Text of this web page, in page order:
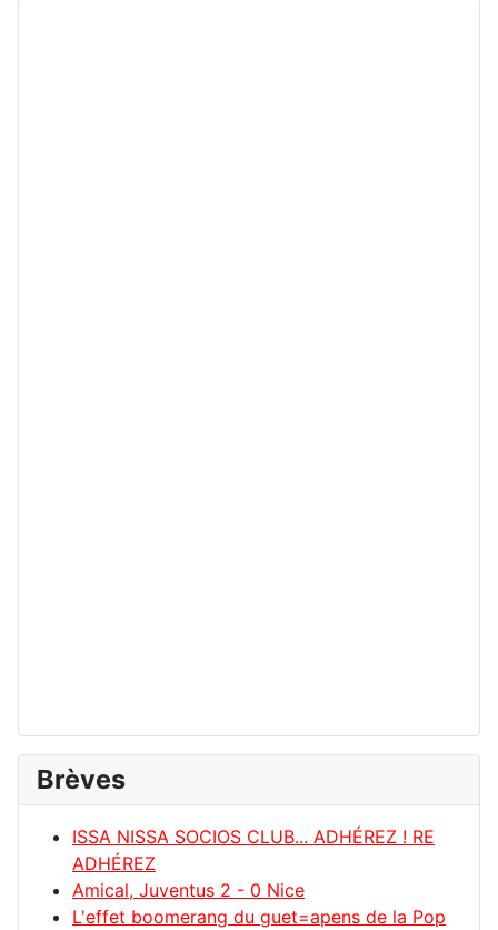
Brèves
ISSA NISSA SOCIOS CLUB... ADHÉREZ ! RE
ADHÉREZ
Amical, Juventus 2 - 0 Nice
L'effet boomerang du guet=apens de la Pop